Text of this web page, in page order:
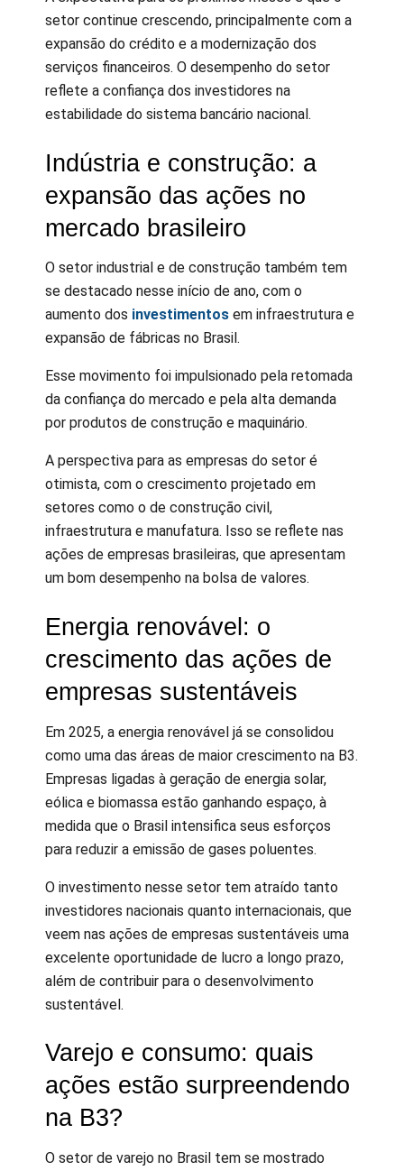
setor continue crescendo, principalmente com a
expansão do crédito e a modernização dos
serviços financeiros. O desempenho do setor
reflete a confiança dos investidores na
estabilidade do sistema bancário nacional.
Indústria e construção: a
expansão das ações no
mercado brasileiro
O setor industrial e de construção também tem
se destacado nesse início de ano, com o
aumento dos investimentos em infraestrutura e
expansão de fábricas no Brasil.
Esse movimento foi impulsionado pela retomada
da confiança do mercado e pela alta demanda
por produtos de construção e maquinário.
A perspectiva para as empresas do setor é
otimista, com o crescimento projetado em
setores como o de construção civil,
infraestrutura e manufatura. Isso se reflete nas
ações de empresas brasileiras, que apresentam
um bom desempenho na bolsa de valores.
Energia renovável: o
crescimento das ações de
empresas sustentáveis
Em 2025, a energia renovável já se consolidou
como uma das áreas de maior crescimento na B3.
Empresas ligadas à geração de energia solar,
eólica e biomassa estão ganhando espaço, à
medida que o Brasil intensifica seus esforços
para reduzir a emissão de gases poluentes.
O investimento nesse setor tem atraído tanto
investidores nacionais quanto internacionais, que
veem nas ações de empresas sustentáveis uma
excelente oportunidade de lucro a longo prazo,
além de contribuir para o desenvolvimento
sustentável.
Varejo e consumo: quais
ações estão surpreendendo
na B3?
O setor de varejo no Brasil tem se mostrado